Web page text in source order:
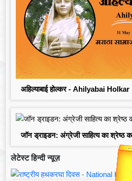
अहिल्याबाई होल्कर - Ahilyabai Holkar
जॉन ड्राइडन: अंग्रेजी साहित्य का
लेटेस्ट हिन्दी न्यूज़ उपराष्ट्रपति